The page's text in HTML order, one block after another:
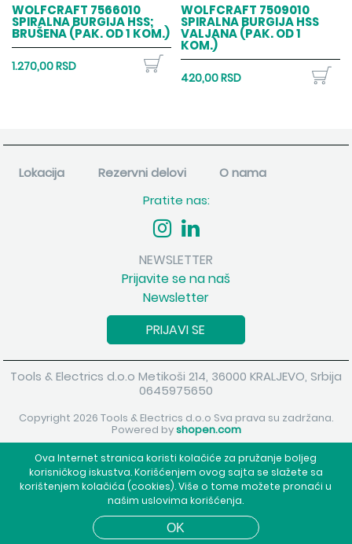
Ova Internet stranica koristi kolačiće za pružanje boljeg
korisničkog iskustva. Korišćenjem ovog sajta se slažete sa
korištenjem kolačića (cookies). Više o tome možete pronaći u
našim uslovima korišćenja.
WOLFCRAFT 7566010
SPIRALNA BURGIJA HSS;
BRUŠENA (PAK. OD 1 KOM.)
1.270,00 RSD
WOLFCRAFT 7509010
SPIRALNA BURGIJA HSS
VALJANA (PAK. OD 1
KOM.)
420,00 RSD
Lokacija Rezervni delovi
O nama
Pratite nas:
NEWSLETTER
Prijavite se na naš
Newsletter
PRIJAVI SE
Tools & Electrics d.o.o Metikoši 214, 36000 KRALJEVO, Srbija
0645975650
Copyright 2026 Tools & Electrics d.o.o Sva prava su zadržana.
Powered byshopen.com